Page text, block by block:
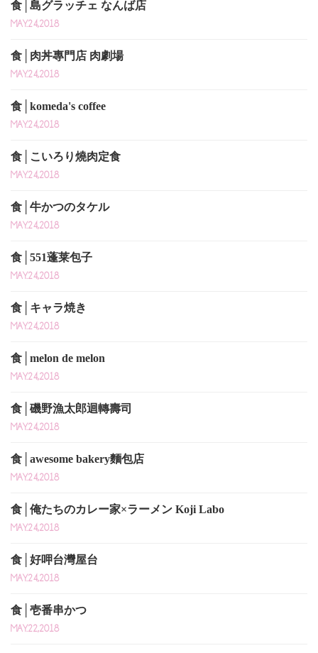
食│島グラッチェ なんば店
MAY.24,2018
食│肉丼專門店 肉劇場
MAY.24,2018
食│komeda's coffee
MAY.24,2018
食│こいろり燒肉定食
MAY.24,2018
食│牛かつのタケル
MAY.24,2018
食│551蓬莱包子
MAY.24,2018
食│キャラ焼き
MAY.24,2018
食│melon de melon
MAY.24,2018
食│磯野漁太郎迴轉壽司
MAY.24,2018
食│awesome bakery麵包店
MAY.24,2018
食│俺たちのカレー家×ラーメン Koji Labo
MAY.24,2018
食│好呷台灣屋台
MAY.24,2018
食│壱番串かつ
MAY.22,2018